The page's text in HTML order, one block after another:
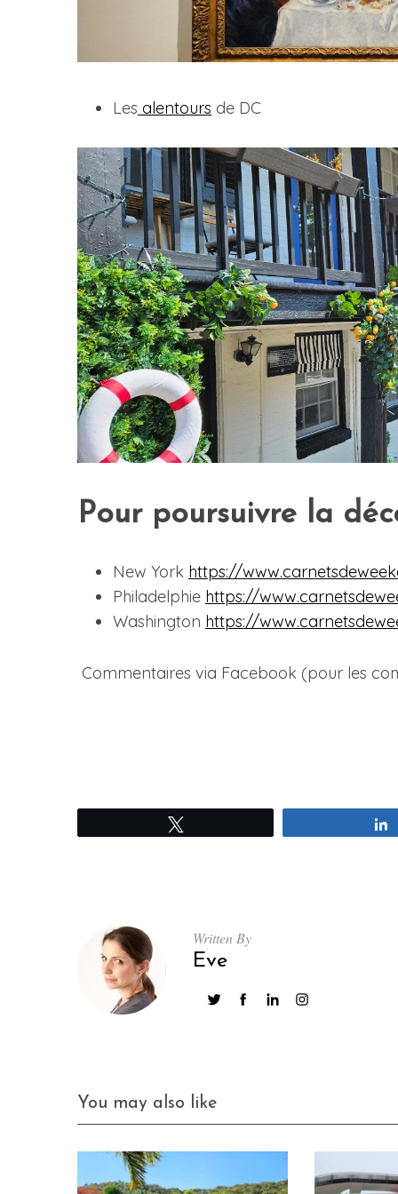
Les alentours de DC
Pour poursuivre la
New York https://
Philadelphie https://
Washington https://
Commentaires via Facebook (pour les
Written By
Eve
You may also like